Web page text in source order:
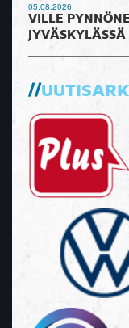
05.08.2026
VILLE
JYVÄSKYLÄSSÄ